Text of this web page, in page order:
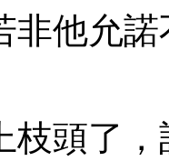
非他允
枝頭了